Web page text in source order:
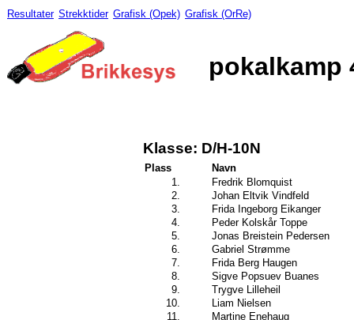
Resultater Strekktider Grafisk (Opek) Grafisk (OrRe)
pokalkamp
Klasse: D/H-10N
Plass
Navn
1.
Fredrik Blomquist
2.
Johan Eltvik Vindfeld
3.
Frida Ingeborg Eikanger
4.
Peder Kolskår Toppe
5.
Jonas Breistein Pedersen
6.
Gabriel Strømme
7.
Frida Berg Haugen
8.
Sigve Popsuev Buanes
9.
Trygve Lilleheil
10.
Liam Nielsen
11.
Martine Enehaug